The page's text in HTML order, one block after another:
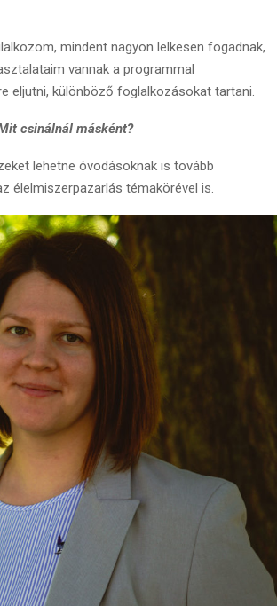
mindent nagyon lelkesen fogadnak,
vannak a programmal
eljutni, különböző foglalkozásokat tartani.
csinálnál másként?
lehetne óvodásoknak is tovább
élelmiszerpazarlás témakörével is.